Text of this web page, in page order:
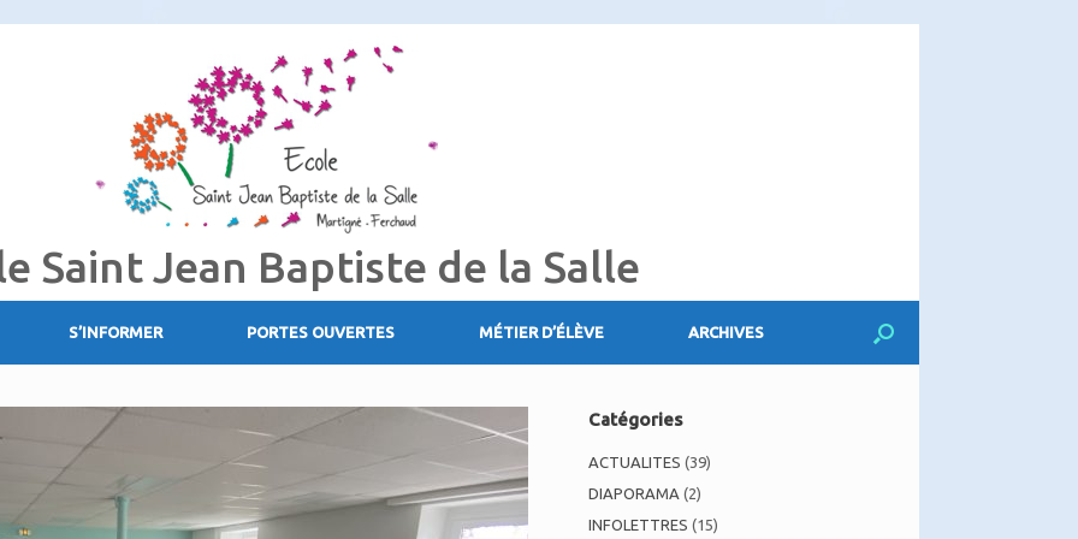
Saint Jean Baptiste de la Salle
S’INFORMER PORTES OUVERTES MÉTIER D’ÉLÈVE ARCHIVES
Catégories
ACTUALITES (39)
DIAPORAMA (2)
INFOLETTRES (15)